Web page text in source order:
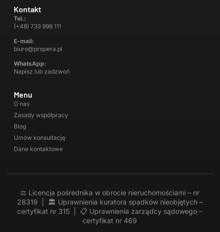
Kontakt
Tel.:
(+48) 733 998 111
E-mail:
biuro@propera.pl
WhatsApp:
Napisz lub zadzwoń
Menu
O nas
Zasady współpracy
Blog
Umów konsultację
Dane kontaktowe
⚖️ Licencja pośrednika w obrocie nieruchomościami – nr
28319 | 🏛 Uprawnienia kuratora spadków nieobjętych –
certyfikat nr 315 | 📋 Uprawnienia zarządcy sądowego –
certyfikat nr 469